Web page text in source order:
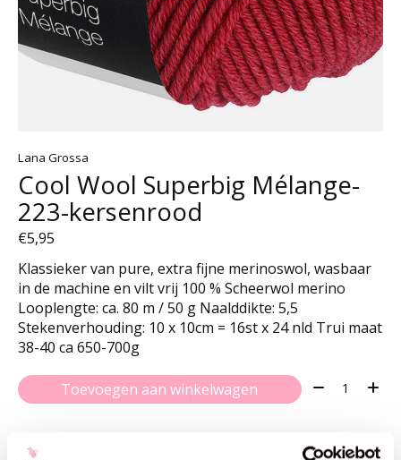
Lana Grossa
Cool Wool Superbig Mélange-
223-kersenrood
€5,95
Klassieker van pure, extra fijne merinoswol, wasbaar
in de machine en vilt vrij 100 % Scheerwol merino
Looplengte: ca. 80 m / 50 g Naalddikte: 5,5
Stekenverhouding: 10 x 10cm = 16st x 24 nld Trui maat
38-40 ca 650-700g
Toevoegen aan winkelwagen Aantal: